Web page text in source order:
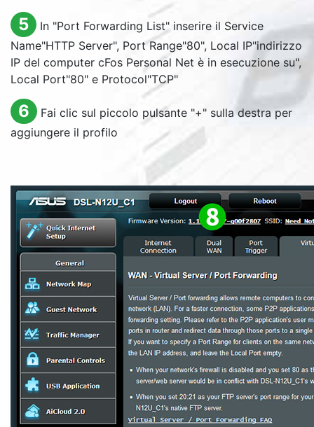
5 In "Port Forwarding List" inserire il Service
Name"HTTP Server", Port Range"80", Local IP"indirizzo
IP del computer cFos Personal Net è in esecuzione su",
Local Port"80" e Protocol"TCP"
6
Fai clic sul piccolo pulsante "+" sulla destra per
aggiungere il profilo